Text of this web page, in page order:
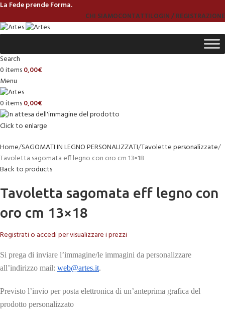
La Fede prende Forma.
CHI SIAMOCONTATTILOGIN / REGISTRAZIONE
Search
0items0,00€
Menu
0items0,00€
Click to enlarge
Home SAGOMATI IN LEGNO PERSONALIZZATI Tavolette personalizzate
Tavoletta sagomata eff legno con oro cm 13×18
Back to products
Tavoletta sagomata eff legno con
oro cm 13×18
Registrati o accedi per visualizzare i prezzi
Si prega di inviare l’immagine/le immagini da personalizzare
all’indirizzo mail: web@artes.it.
Previsto l’invio per posta elettronica di un’anteprima grafica del
prodotto personalizzato